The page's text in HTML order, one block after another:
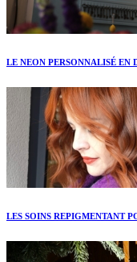
LE NEON PERSONNALISÉ EN
LES SOINS REPIGMENTANT